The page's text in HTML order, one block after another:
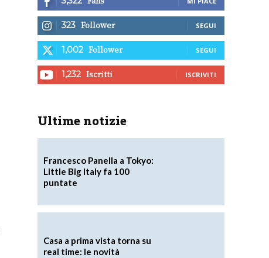
323 Follower SEGUI
1,002 Follower SEGUI
1,232 Iscritti ISCRIVITI
Ultime notizie
Francesco Panella a Tokyo:
Little Big Italy fa 100
puntate
Casa a prima vista torna su
real time: le novità